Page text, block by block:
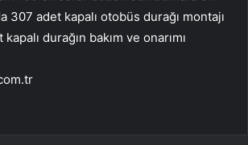
307 adet kapalı otobüs durağı montajı
durağın bakım ve onarımı